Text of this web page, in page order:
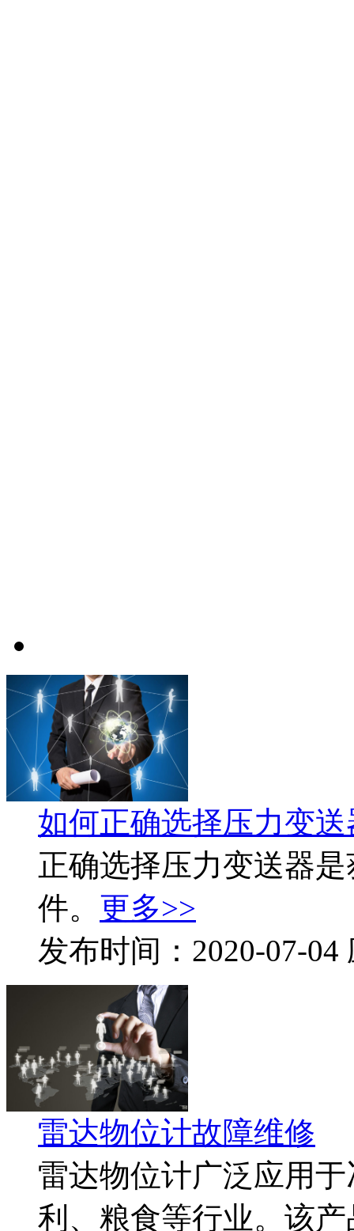
如何正确选择压力变送
正确选择压力变送器
件。 更多>>
发布时间：2020-07-
雷达物位计故障维修
雷达物位计广泛应用
利、粮食等行业。该